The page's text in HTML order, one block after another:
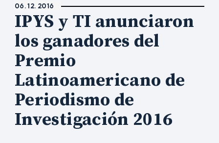
06. 12. 2016
IPYS y TI anunciaron
los ganadores del
Premio
Latinoamericano de
Periodismo de
Investigación 2016